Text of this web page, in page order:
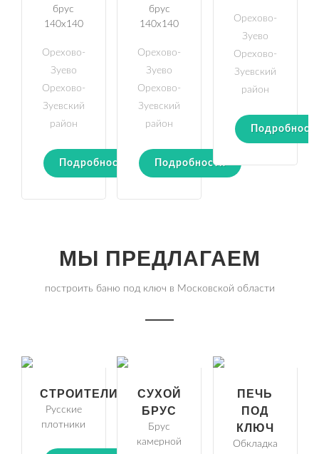
брус
140х140
Орехово-
Зуево
Орехово-
Зуевский
район
Подробности
брус
140х140
Орехово-
Зуево
Орехово-
Зуевский
район
Подробности
Орехово-
Зуево
Орехово-
Зуевский
район
МЫ ПРЕДЛАГАЕМ
построить баню под ключ в Московской области
СТРОИТЕЛИ
Русские
плотники
СУХОЙ
БРУС
Брус
камерной
ПЕЧЬ
ПОД
КЛЮЧ
Обкладка